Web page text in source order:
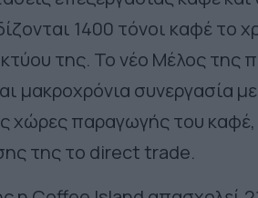
1400 τόνοι καφέ το
της. Το νέο Μέλος της
μακροχρόνια συνεργασία
χώρες παραγωγής του
της το direct trade.